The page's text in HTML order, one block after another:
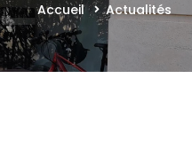
Accueil Actualités